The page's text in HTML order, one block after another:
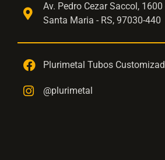
Av. Pedro Cezar Saccol,
Santa Maria - RS, 97030-440
Plurimetal Tubos
@plurimetal